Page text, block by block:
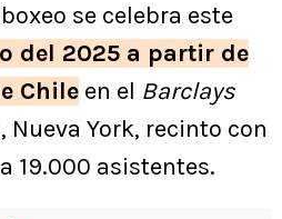
se celebra este
del 2025 a partir de
Chile en el Barclays
York, recinto con
19.000 asistentes.